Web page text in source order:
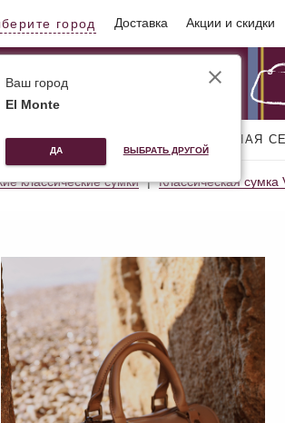
город Доставка Акции и скидки
И ДЕЛОВЫЕ СУМКИ ДОРОЖНАЯ
классические сумки Классическая сумка
Ваш город
El Monte
ДА ВЫБРАТЬ ДРУГОЙ